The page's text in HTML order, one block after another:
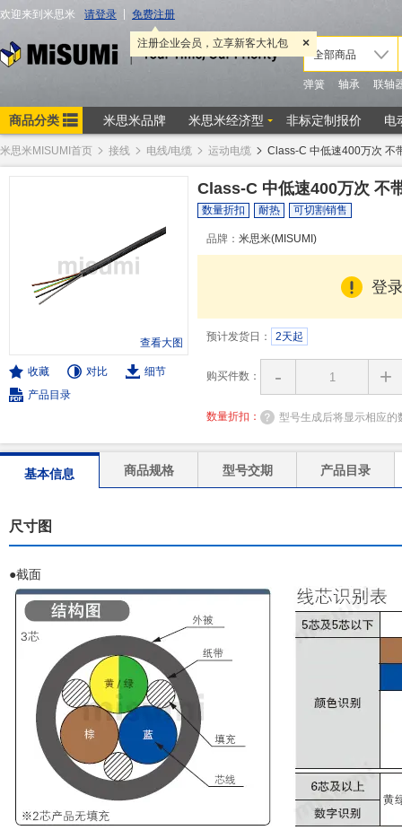
米思米MISUMI首页 接线 电线/电缆 运动电缆 Class-C 中低速400万次 不
查看大图
收藏 对比
细节
产品目录
Class-C 中低速400万次 不
数量折扣 耐热 可切割销售
品牌： 米思米(MISUMI)
登
预计发货日： 2天起
购买件数： - +
数量折扣： 型号生成后将显示相应的
基本信息 商品规格 型号交期 产品目录
尺寸图
●截面